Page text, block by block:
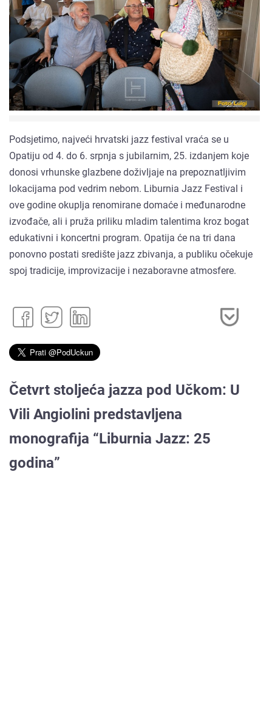
Podsjetimo, najveći hrvatski jazz festival vraća se u
Opatiju od 4. do 6. srpnja s jubilarnim, 25. izdanjem koje
donosi vrhunske glazbene doživljaje na prepoznatljivim
lokacijama pod vedrim nebom. Liburnia Jazz Festival i
ove godine okuplja renomirane domaće i međunarodne
izvođače, ali i pruža priliku mladim talentima kroz bogat
edukativni i koncertni program. Opatija će na tri dana
ponovno postati središte jazz zbivanja, a publiku očekuje
spoj tradicije, improvizacije i nezaboravne atmosfere.
Četvrt stoljeća jazza pod Učkom: U
Vili Angiolini predstavljena
monografija “Liburnia Jazz: 25
godina”